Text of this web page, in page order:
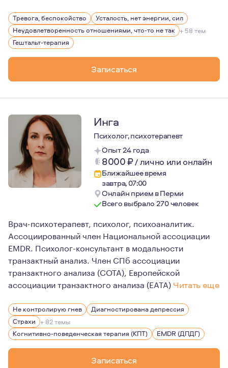
Я прошла большой путь профессионального и
Тревога, беспокойство
Усталость, нет энергии, сил
Неудовлетворенность отношениями, что-то не так + 58 тем
Гештальт-терапия
Записаться
Инга
Психолог, психотерапевт
Опыт 24 года
8000₽/лично или онлайн
Ближайшее время
завтра, 07:00
Онлайн прием в Перми
Всего выбрало 270 человек
Врач-психотерапевт, психолог, психоаналитик.
Ассоциированный член Национальной ассоциации
EMDR. Психолог-консультант в модальности
транзактный анализ. Член СПб ассоциации
транзактного анализа (СОТА), Европейской
ассоциации транзактного анализа (EATA) Читать еще
Своими сильными сторонами считаю: эмпатийность,
Не контролирую гнев
Диагностирована депрессия
Страхи + 82 темы
Когнитивно-поведенческая терапия (КПТ)
EMDR (ДПДГ)
Записаться